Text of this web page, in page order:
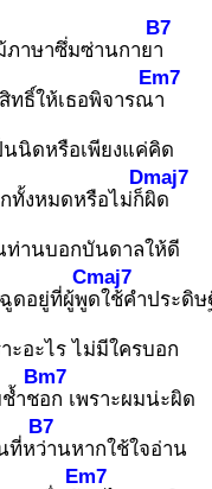
ภาษาซึ่มซ่านกาย
B7
า
ทธิ์ให้เธอพิจารณ
Em7
า
นนิดหรือเพียงแค่คิด
ทั้งหมดหรือไม่ก็
Dmaj7
ผิด
ท่านบอกบันดาลให้ดี
ดอยู่ที่ผู้พู
Cmaj7
ดใช้คำประดิษ
ะอะไร ไม่มีใครบอก
ำช
Bm7
อก เพราะผมน่ะผิด
ที่ห
B7
ว่านหากใช้ใจอ่าน
Em7